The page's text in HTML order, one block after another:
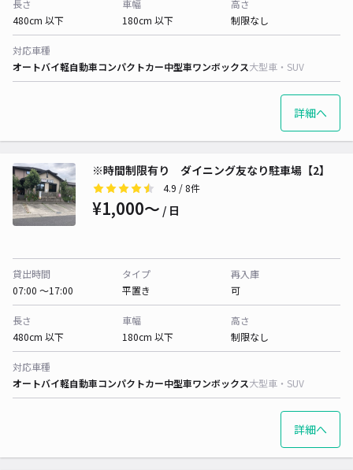
長さ
480cm 以下
車幅
180cm 以下
高さ
制限なし
対応車種
オートバイ軽自動車コンパクトカー中型車ワンボックス大型車・SUV
詳細へ
※時間制限有り ダイニング友なり駐車場【2】
4.9 / 8件
¥1,000〜 / 日
貸出時間
07:00 〜17:00
タイプ
平置き
再入庫
可
長さ
480cm 以下
車幅
180cm 以下
高さ
制限なし
対応車種
オートバイ軽自動車コンパクトカー中型車ワンボックス大型車・SUV
詳細へ